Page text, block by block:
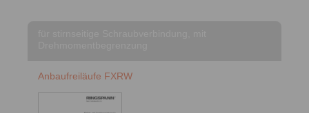
Anbaufreiläufe FXRW